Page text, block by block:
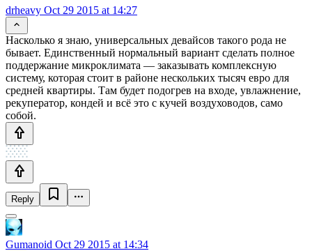
drheavy Oct 29 2015 at 14:27
Насколько я знаю, универсальных девайсов такого рода не
бывает. Единственный нормальный вариант сделать полное
поддержание микроклимата — заказывать комплексную
систему, которая стоит в районе нескольких тысяч евро для
средней квартиры. Там будет подогрев на входе, увлажнение,
рекуператор, кондей и всё это с кучей воздуховодов, само
собой.
Reply
Gumanoid Oct 29 2015 at 14:34